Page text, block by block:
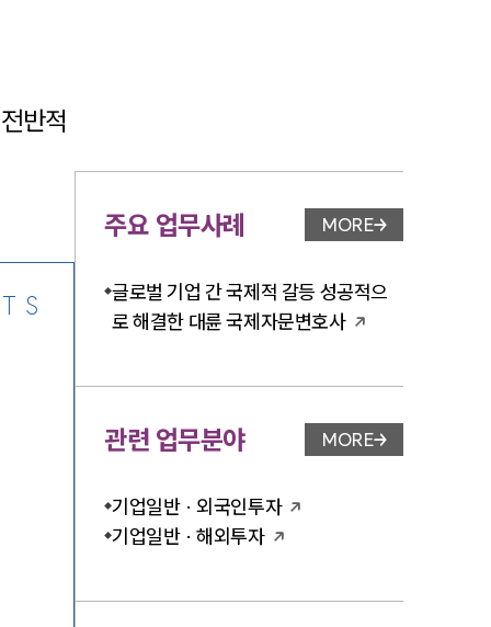
반적
주요 업무사례 업무사례 페이지 이
MORE
글로벌 기업 간 국제적 갈등 성공적으
로 해결한 대륜 국제자문변호사
관련 업무분야 업무분야 페이지 이
MORE
기업일반 · 외국인투자
기업일반 · 해외투자